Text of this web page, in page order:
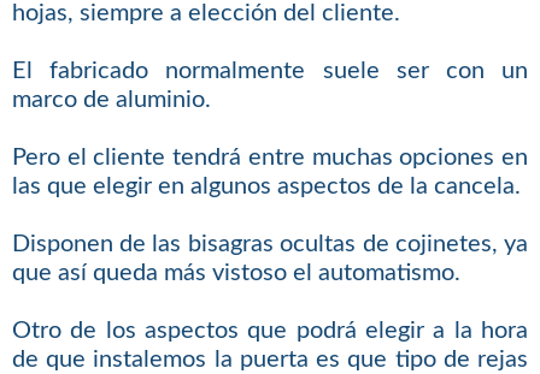
hojas, siempre a elección del cliente.
El fabricado normalmente suele ser con un
marco de aluminio.
Pero el cliente tendrá entre muchas opciones en
las que elegir en algunos aspectos de la cancela.
Disponen de las bisagras ocultas de cojinetes, ya
que así queda más vistoso el automatismo.
Otro de los aspectos que podrá elegir a la hora
de que instalemos la puerta es que tipo de rejas